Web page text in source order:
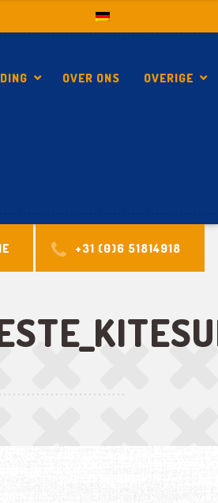
OVER ONS OVERIGE
+31 (0)6 51814918